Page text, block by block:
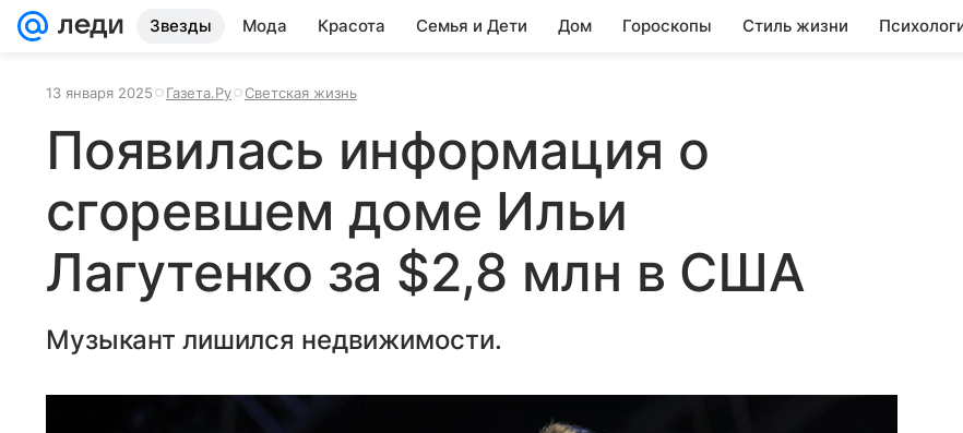
Звезды Мода Красота Семья и Дети Дом Гороскопы Стиль жизни
13 января 2025 Газета.Ру Светская жизнь
Появилась информация о
сгоревшем доме Ильи
Лагутенко за $2,8 млн в США
Музыкант лишился недвижимости.